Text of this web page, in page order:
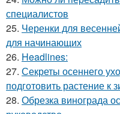
специалистов
25. Черенки для
для начинающих
26. Headlines:
27. Секреты осеннего
подготовить растение к
28. Обрезка винограда